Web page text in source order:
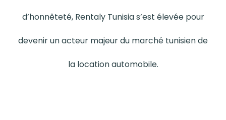
d’honnêteté, Rentaly Tunisia s’est élevée pour
devenir un acteur majeur du marché tunisien de
la location automobile.